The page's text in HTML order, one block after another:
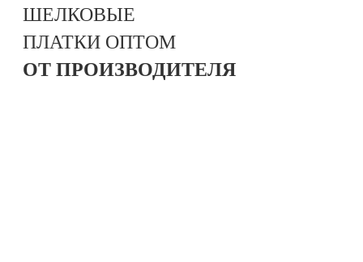
ШЕЛКОВЫЕ
ПЛАТКИ ОПТОМ
ОТ ПРОИЗВОДИТЕЛЯ